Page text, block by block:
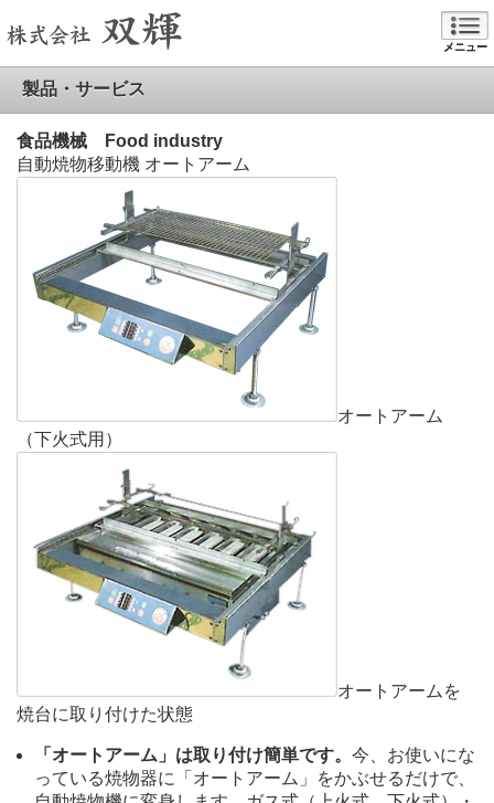
メニュー
製品・サービス
食品機械 Food industry
自動焼物移動機 オートアーム
オートアーム
（下火式用）
オートアームを
焼台に取り付けた状態
「オートアーム」は取り付け簡単です。 今、お使いにな
っている焼物器に「オートアーム」をかぶせるだけで、